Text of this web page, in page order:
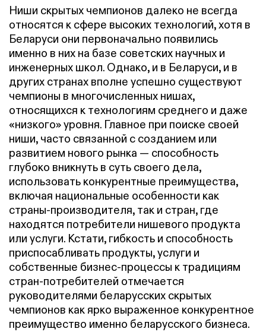
Ниши скрытых чемпионов далеко не всегда
относятся к сфере высоких технологий, хотя в
Беларуси они первоначально появились
именно в них на базе советских научных и
инженерных школ. Однако, и в Беларуси, и в
других странах вполне успешно существуют
чемпионы в многочисленных нишах,
относящихся к технологиям среднего и даже
«низкого» уровня. Главное при поиске своей
ниши, часто связанной с созданием или
развитием нового рынка — способность
глубоко вникнуть в суть своего дела,
использовать конкурентные преимущества,
включая национальные особенности как
страны-производителя, так и стран, где
находятся потребители нишевого продукта
или услуги. Кстати, гибкость и способность
приспосабливать продукты, услуги и
собственные бизнес-процессы к традициям
стран-потребителей отмечается
руководителями беларусских скрытых
чемпионов как ярко выраженное конкурентное
преимущество именно беларусского бизнеса.